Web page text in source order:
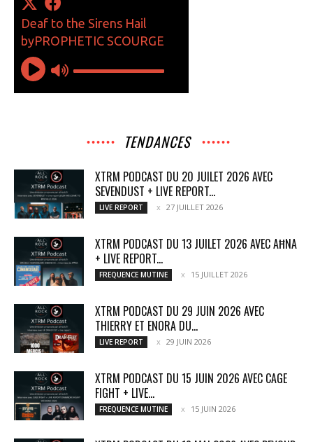
TENDANCES
XTRM PODCAST DU 20 JUILET 2026 AVEC
SEVENDUST + LIVE REPORT...
LIVE REPORT 27 JUILLET 2026
XTRM PODCAST DU 13 JUILET 2026 AVEC AĦNA
+ LIVE REPORT...
FREQUENCE MUTINE 15 JUILLET 2026
XTRM PODCAST DU 29 JUIN 2026 AVEC
THIERRY ET ENORA DU...
LIVE REPORT 29 JUIN 2026
XTRM PODCAST DU 15 JUIN 2026 AVEC CAGE
FIGHT + LIVE...
FREQUENCE MUTINE 15 JUIN 2026